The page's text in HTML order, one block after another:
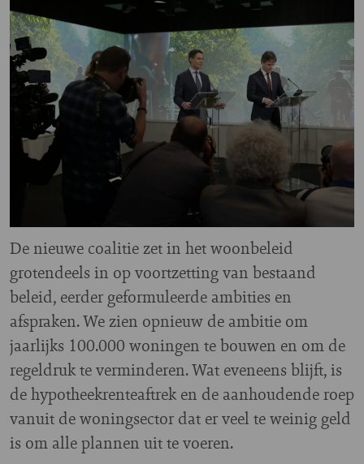
De nieuwe coalitie zet in het woonbeleid
grotendeels in op voortzetting van bestaand
beleid, eerder geformuleerde ambities en
afspraken. We zien opnieuw de ambitie om
jaarlijks 100.000 woningen te bouwen en om de
regeldruk te verminderen. Wat eveneens blijft, is
de hypotheekrenteaftrek en de aanhoudende roep
vanuit de woningsector dat er veel te weinig geld
is om alle plannen uit te voeren.